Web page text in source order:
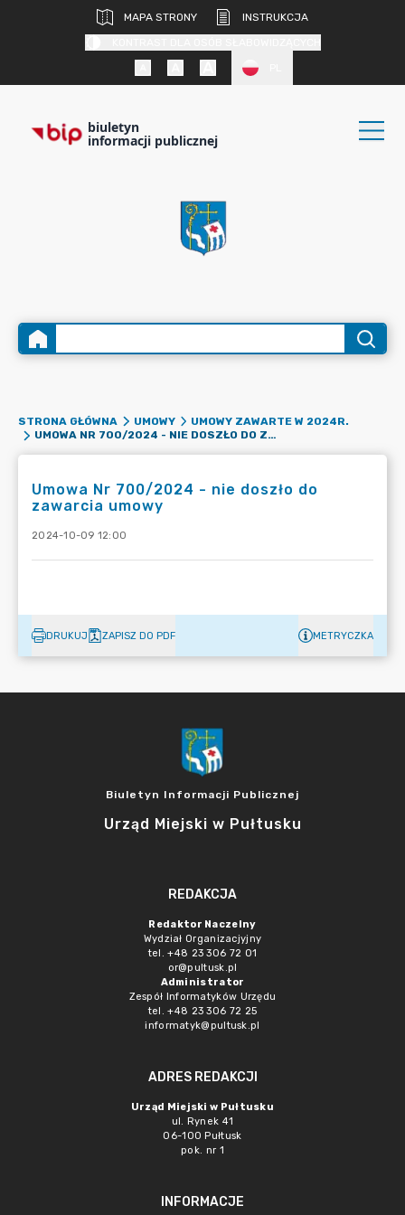
MAPA STRONY
INSTRUKCJA
biuletyn
informacji publicznej
STRONA GŁÓWNA UMOWY
UMOWY ZAWARTE W 2024R.
UMOWA NR 700/2024 - NIE DOSZŁO DO ZAWARCIA UMOWY
Umowa Nr 700/2024 - nie doszło do
zawarcia umowy
2024-10-09 12:00
DRUKUJ ZAPISZ DO PDF METRYCZKA
Biuletyn Informacji Publicznej
Urząd Miejski w Pułtusku
REDAKCJA
Redaktor Naczelny
Wydział Organizacjyjny
tel. +48 23 306 72 01
or@pultusk.pl
Administrator
Zespół Informatyków Urzędu
tel. +48 23 306 72 25
informatyk@pultusk.pl
ADRES REDAKCJI
Urząd Miejski w Pułtusku
ul. Rynek 41
06-100 Pułtusk
pok. nr 1
INFORMACJE